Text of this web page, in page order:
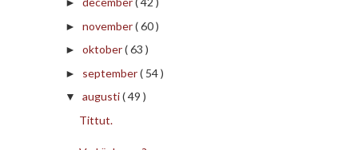
► november( 60 )
► oktober( 63 )
► september( 54 )
▼ augusti( 49 )
Tittut.